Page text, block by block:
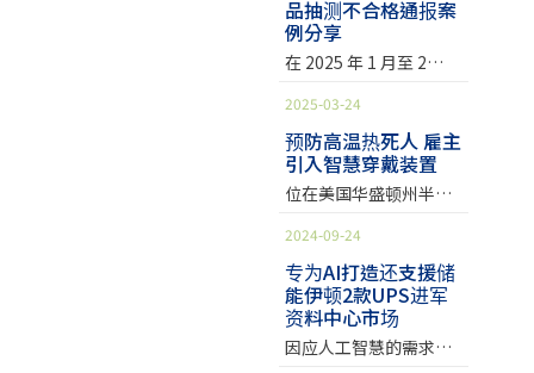
REACH、POPs等法规
次之。欧盟
保您的产品合规性及市
场竞争力，SGS 针对邻
苯二甲酸酯类塑化剂已
案，帮助您的产品在欧
洲或美国市场皆能通行
无阻。以下请参考此次
公告的 12 项邻
单的修订版。主要修订
内容如下： 中国大陆
RoHS 更新与欧盟
注法规差异 GB/T
26572-2011《第 1 号修
改单》更新了中国大陆
RoHS 的限制物质项
目。自 2026 年 1 月 1
日起，中国大陆 RoHS
项，中国大陆 RoHS 与
欧盟 RoHS 限制物质项
目将相同；另外限用物
质检测方法也
化学品法规的执行，促
使商家履行责任、确保
其销售的产品符合安全
化学品安全及永续发展
的认知。 鉴于欧盟市场
监管机构对各类产品的
严格监管和持续关注，
SGS 建议相关企业采取
必要措施，确保其产品
符合所有相关的化学安
全法规要求 —— 不仅仅
涉及到符合特定的限用
物质限值要求 (如
REACH、RoHS、POPs
物质含有资讯的标识方
法和要求。适用于境内
销售的电器电子产品，
物流过程参照使用。该
标准于 2025 年 4 月 1
日实施。主要更新：标
准名称、适用范围、术
要修订内容如下： 此一
标准公告将有利于与之
前的征求意见稿《电器
电子产品有害物质限制
使用要求》国家标准相
衔接。中国大陆 RoHS
《电器电子产品有害物
质限制使用要求》启动
意见征询 中国大陆「工
《电器电子产品有害物
质限制使用要求》等 3
项强制性标准 (报批稿)
的编制工作。并于 2025
年 4 月 14 日公告，听取
社会各界意见，意见征
询至 2025 年 4 月 21 日
截止。 此次报批稿代替
GB/T 26572-2011《电
器电子产品有害物质限
制使用要求》及其第1号
品抽测不合格通报案
例分享
在 2025 年 1 月至 2
系统公布多起电子产品
违规案例，主要涉及违
反 EU RoHS 指令、
POPs法规、REACH法
邻苯二甲酸二 (2-乙基己
基) 酯 (DEHP)、短链氯
化石蜡 (SCCP)、铅与邻
苯二甲酸二丁酯
(DBP)。 欧盟持续加强
市场抽查 如先前公告，
2025-03-24
预防高温热死人 雇主
引入智慧穿戴装置
位在美国华盛顿州半干
（Hanford site）曾是
生产国防用钸的主要工
厂，现在已进入核废料
清理阶段。这里夏天炎
热，动不动就超过32
2024-09-24
专为AI打造还支援储
能伊顿2款UPS进军
资料中心市场
因应人工智慧的需求，